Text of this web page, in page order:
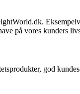
på vores kunders
god